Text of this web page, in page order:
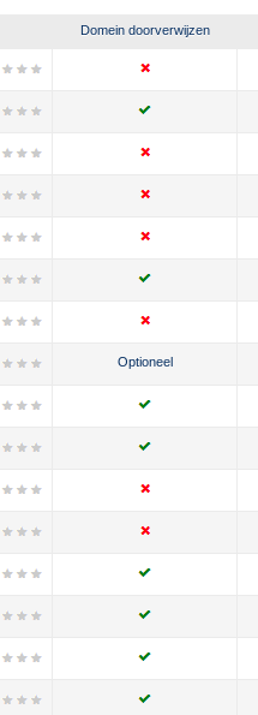
Domein doorverwijzen
Optioneel